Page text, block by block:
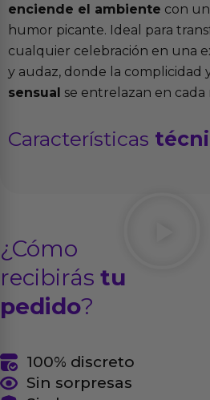
enciende el ambiente con
humor picante. Ideal para
cualquier celebración en una
y audaz, donde la complicidad
sensual se entrelazan en cada
Características
¿Cómo
recibirás tu
pedido?
100% discreto
Sin sorpresas